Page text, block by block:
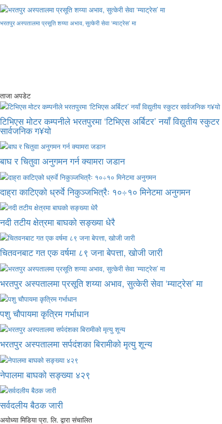
भरतपुर अस्पतालमा प्रसूति शय्या अभाव, सुत्केरी सेवा ‘म्याट्रेस’ मा
ताजा अपडेट
टिभिएस मोटर कम्पनीले भरतपुरमा ‘टिभिएस अर्बिटर’ नयाँ विद्युतीय स्कुटर
सार्वजनिक ग¥यो
बाघ र चितुवा अनुगमन गर्न क्यामरा जडान
दाह्रा काटिएको ध्रुर्वे निकुञ्जभित्रैः १०÷१० मिनेटमा अनुगमन
नदी तटीय क्षेत्रमा बाघको सङ्ख्या धेरै
चितवनबाट गत एक वर्षमा ८९ जना बेपत्ता, खोजी जारी
भरतपुर अस्पतालमा प्रसूति शय्या अभाव, सुत्केरी सेवा ‘म्याट्रेस’ मा
पशु चौपायमा कृत्रिम गर्भाधान
भरतपुर अस्पतालमा सर्पदंशका बिरामीको मृत्यु शून्य
नेपालमा बाघको सङ्ख्या ४२९
सर्वदलीय बैठक जारी
अयोध्या मिडिया प्रा. लि. द्वारा संचालित